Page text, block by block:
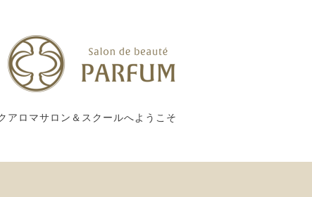
アロマサロン＆スクールへようこそ